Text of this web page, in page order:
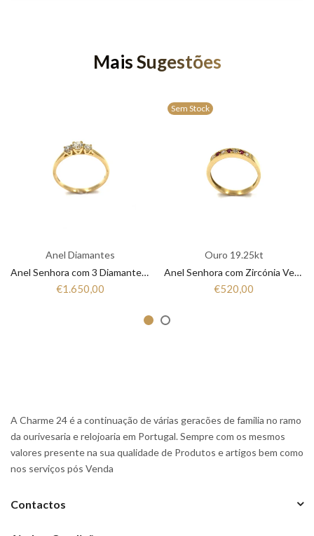
Mais Sugestões
Anel Diamantes
Anel Senhora com 3 Diamantes em Ouro 19,25K ANB12215060
€1.650,00
Sem Stock
Ouro 19.25kt
Anel Senhora com Zircónia Vermelho e Branco em Ouro 19,25K ANL19264003
€520,00
A Charme 24 é a continuação de várias geracões de familia no ramo
da ourivesaria e relojoaria em Portugal. Sempre com os mesmos
valores presente na sua qualidade de Produtos e artigos bem como
nos serviços pós Venda
Contactos